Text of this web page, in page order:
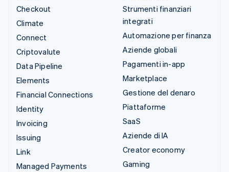
Checkout
Climate
Connect
Criptovalute
Data Pipeline
Elements
Financial Connections
Identity
Invoicing
Issuing
Link
Managed Payments
Strumenti finanziari
integrati
Automazione per finanza
Aziende globali
Pagamenti in-app
Marketplace
Gestione del denaro
Piattaforme
SaaS
Aziende di IA
Creator economy
Gaming